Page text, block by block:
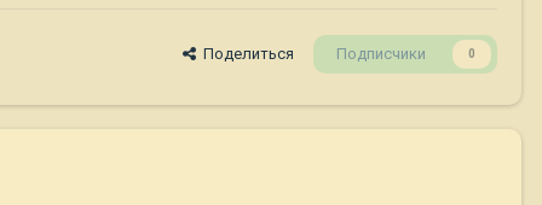
Поделиться Подписчики 0